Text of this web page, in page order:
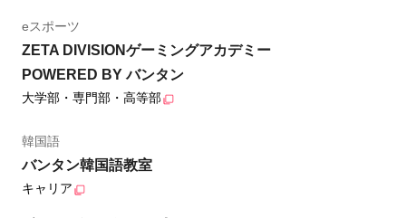
eスポーツ
ZETA DIVISIONゲーミングアカデミー
POWERED BY バンタン
大学部・専門部・高等部
韓国語
バンタン韓国語教室
キャリア